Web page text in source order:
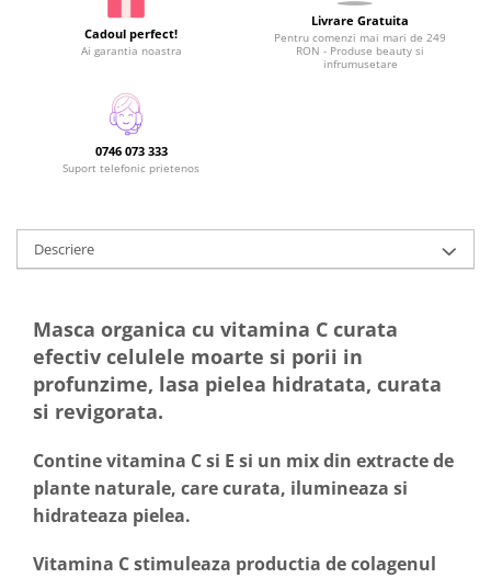
Cadoul perfect!
Ai garantia noastra
Livrare Gratuita
Pentru comenzi mai mari de 249
RON - Produse beauty si
infrumusetare
0746 073 333
Suport telefonic prietenos
Descriere
Masca organica cu vitamina C curata
efectiv celulele moarte si porii in
profunzime, lasa pielea hidratata, curata
si revigorata.
Contine vitamina C si E si un mix din extracte de
plante naturale, care curata, ilumineaza si
hidrateaza pielea.
Vitamina Cstimuleaza productia de colagenul